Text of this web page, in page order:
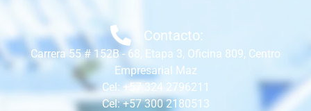
Contacto:
Carrera 55 # 152B - 68, Etapa 3, Oficina 809, Centro
Empresarial Maz
Cel: +57 324 2796211
Cel: +57 300 2180513